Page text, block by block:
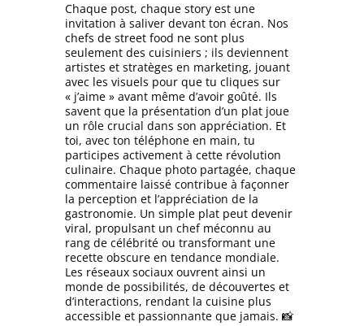
Chaque post, chaque story est une
invitation à saliver devant ton écran. Nos
chefs de street food ne sont plus
seulement des cuisiniers ; ils deviennent
artistes et stratèges en marketing, jouant
avec les visuels pour que tu cliques sur
« j’aime » avant même d’avoir goûté. Ils
savent que la présentation d’un plat joue
un rôle crucial dans son appréciation. Et
toi, avec ton téléphone en main, tu
participes activement à cette révolution
culinaire. Chaque photo partagée, chaque
commentaire laissé contribue à façonner
la perception et l’appréciation de la
gastronomie. Un simple plat peut devenir
viral, propulsant un chef méconnu au
rang de célébrité ou transformant une
recette obscure en tendance mondiale.
Les réseaux sociaux ouvrent ainsi un
monde de possibilités, de découvertes et
d’interactions, rendant la cuisine plus
accessible et passionnante que jamais. 📸